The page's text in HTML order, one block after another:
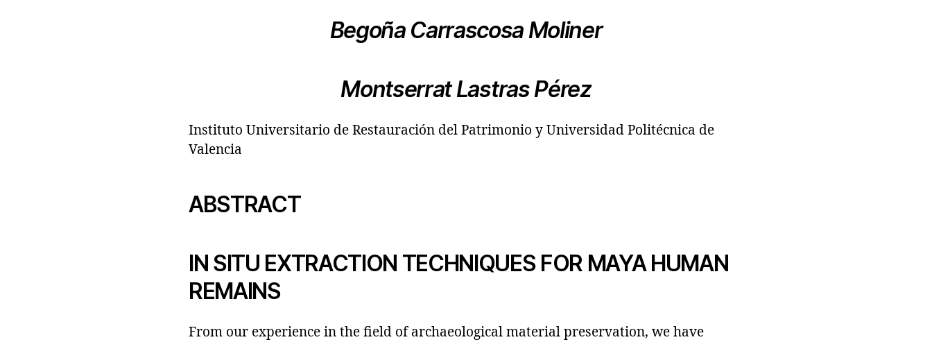
Begoña Carrascosa Moliner
Montserrat Lastras Pérez
Instituto Universitario de Restauración del Patrimonio y Universidad Politécnica de
Valencia
ABSTRACT
IN SITU EXTRACTION TECHNIQUES FOR MAYA HUMAN
REMAINS
From our experience in the field of archaeological material preservation, we have